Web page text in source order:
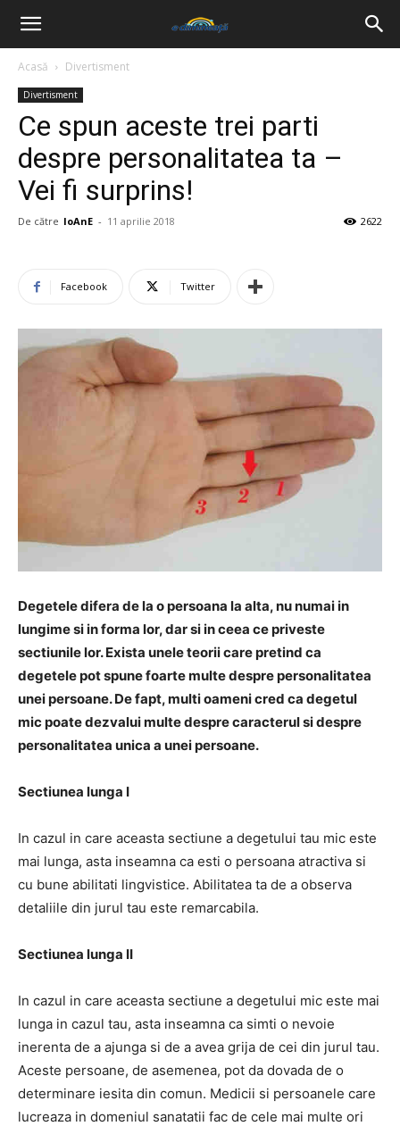
Acasă Divertisment
Divertisment
Ce spun aceste trei parti
despre personalitatea ta –
Vei fi surprins!
De către IoAnE - 11 aprilie 2018 2622
Facebook Twitter
Degetele difera de la o persoana la alta, nu numai in
lungime si in forma lor, dar si in ceea ce priveste
sectiunile lor. Exista unele teorii care pretind ca
degetele pot spune foarte multe despre personalitatea
unei persoane. De fapt, multi oameni cred ca degetul
mic poate dezvalui multe despre caracterul si despre
personalitatea unica a unei persoane.
Sectiunea lunga I
In cazul in care aceasta sectiune a degetului tau mic este
mai lunga, asta inseamna ca esti o persoana atractiva si
cu bune abilitati lingvistice. Abilitatea ta de a observa
detaliile din jurul tau este remarcabila.
Sectiunea lunga II
In cazul in care aceasta sectiune a degetului mic este mai
lunga in cazul tau, asta inseamna ca simti o nevoie
inerenta de a ajunga si de a avea grija de cei din jurul tau.
Aceste persoane, de asemenea, pot da dovada de o
determinare iesita din comun. Medicii si persoanele care
lucreaza in domeniul sanatatii fac de cele mai multe ori